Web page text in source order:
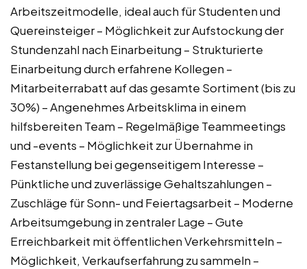
Arbeitszeitmodelle, ideal auch für Studenten und
Quereinsteiger – Möglichkeit zur Aufstockung der
Stundenzahl nach Einarbeitung – Strukturierte
Einarbeitung durch erfahrene Kollegen –
Mitarbeiterrabatt auf das gesamte Sortiment (bis zu
30%) – Angenehmes Arbeitsklima in einem
hilfsbereiten Team – Regelmäßige Teammeetings
und -events – Möglichkeit zur Übernahme in
Festanstellung bei gegenseitigem Interesse –
Pünktliche und zuverlässige Gehaltszahlungen –
Zuschläge für Sonn- und Feiertagsarbeit – Moderne
Arbeitsumgebung in zentraler Lage – Gute
Erreichbarkeit mit öffentlichen Verkehrsmitteln –
Möglichkeit, Verkaufserfahrung zu sammeln –